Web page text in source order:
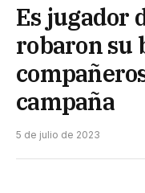
Es jugador
robaron su
campaña
5 de julio de 2023